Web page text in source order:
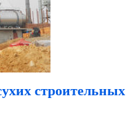
строительных